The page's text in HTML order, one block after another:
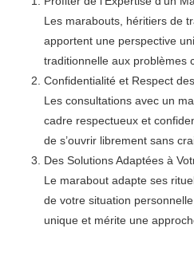
Les marabouts, héritiers de
apportent une perspective
traditionnelle aux problèmes
Confidentialité et Respect
Les consultations avec un
cadre respectueux et
de s’ouvrir librement sans
Des Solutions Adaptées à
Le marabout adapte ses
de votre situation
unique et mérite une